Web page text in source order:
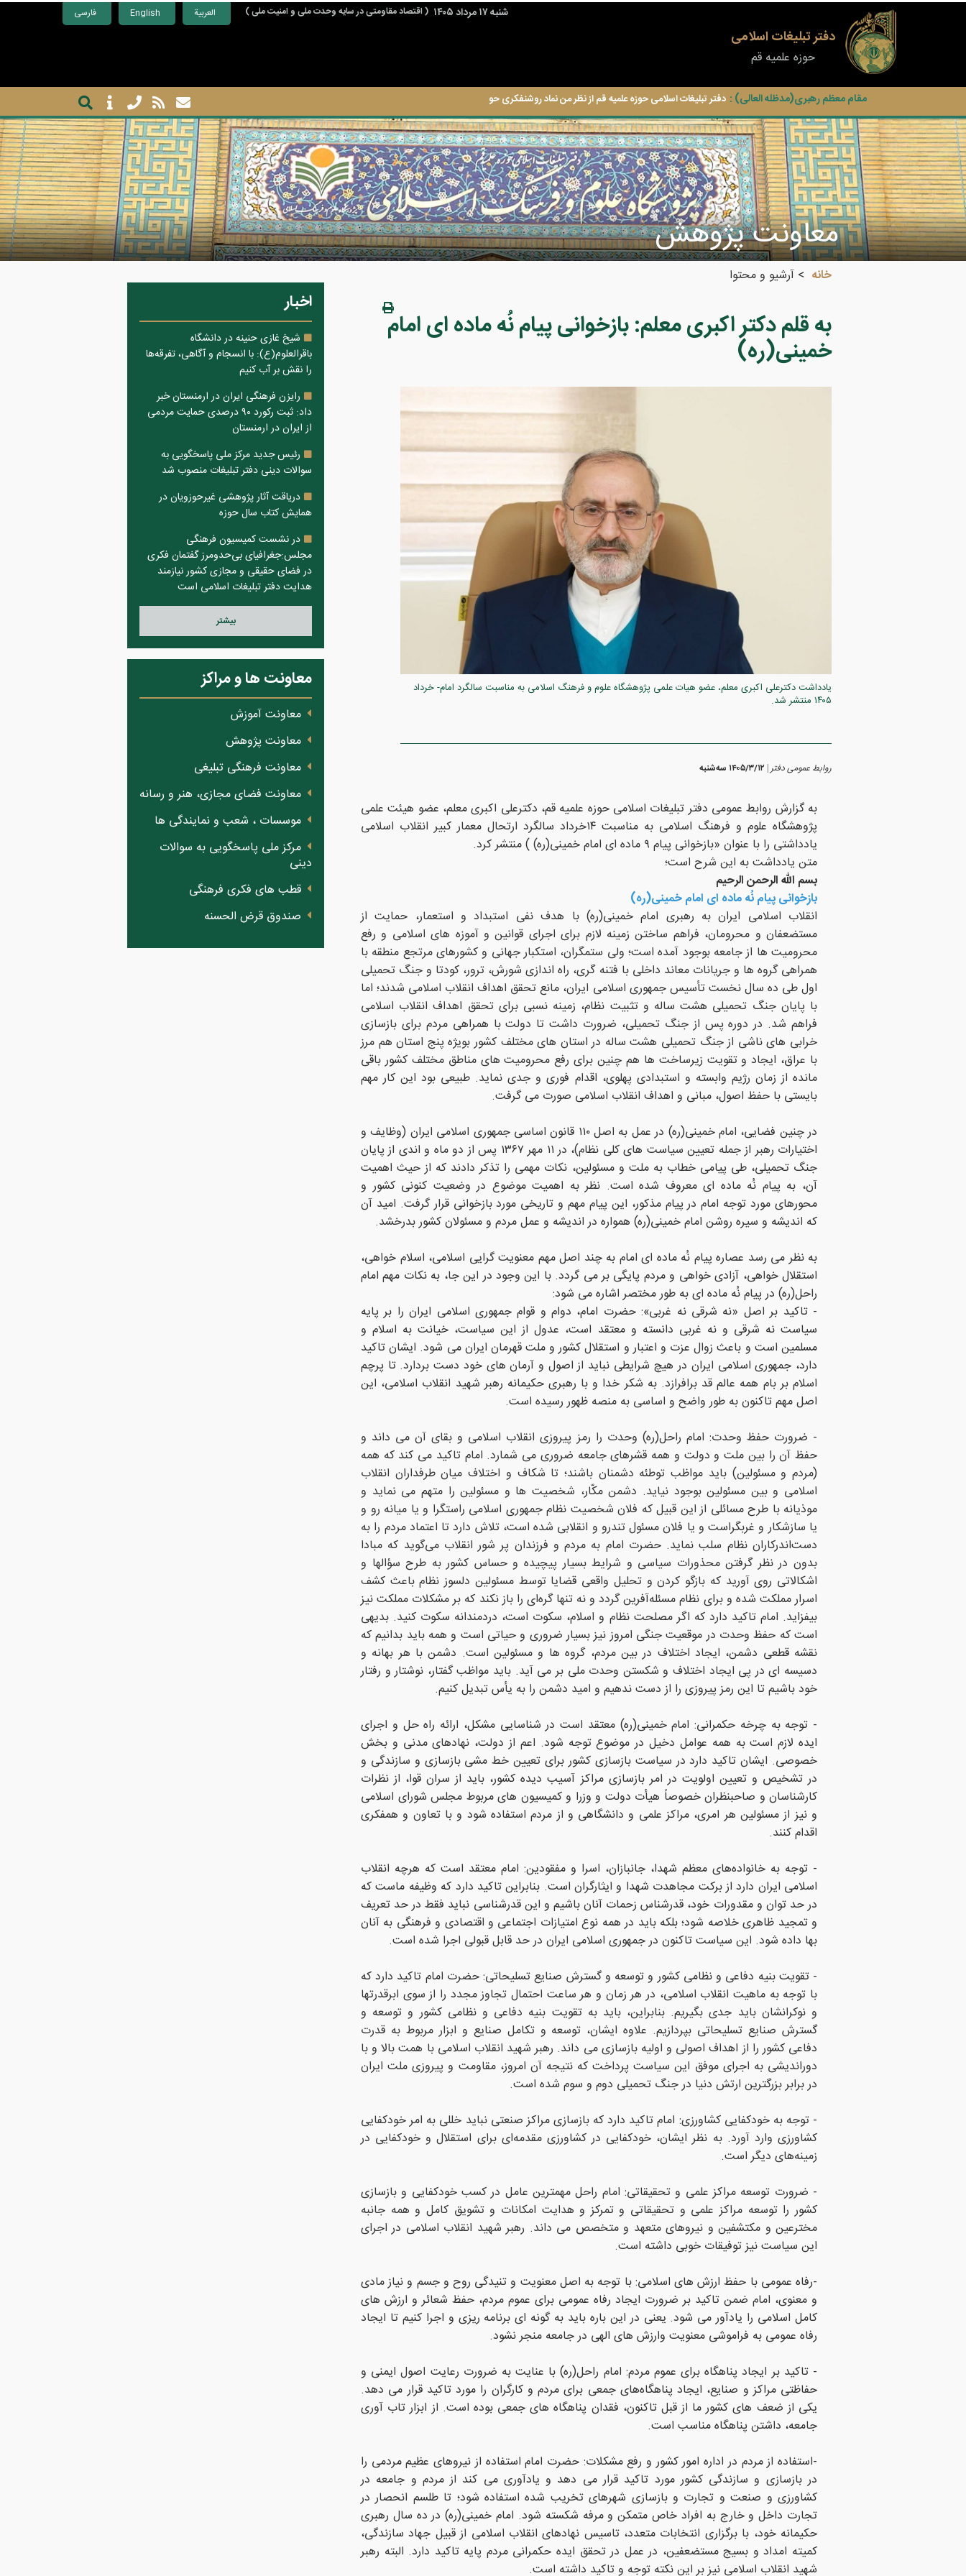
فارسی English العربية شنبه ۱۷ مرداد ۱۴۰۵ ( اقتصاد مقاومتی در سایه وحدت ملی و امنیت ملی )
دفتر تبلیغات اسلامی
حوزه علمیه قم
مقام معظم رهبری(مدظله العالی) : دفتر تبلیغات اسلامی حوزه علمیه قم از نظر من نماد روشنفکری حوزه است.
معاونت پژوهش
خانه آرشیو و محتوا
به قلم دکتر اکبری معلم: بازخوانی پیام نُه ماده ای امام
خمینی(ره)
یادداشت دکترعلی اکبری معلم، عضو هیات علمی پژوهشگاه علوم و فرهنگ اسلامی به مناسبت سالگرد امام- خرداد
۱۴۰۵ منتشر شد.
روابط عمومی دفتر ۱۴۰۵/۳/۱۲ سه‌شنبه
به گزارش روابط عمومی دفتر تبلیغات اسلامی حوزه علمیه قم، دکترعلی اکبری معلم، عضو هیئت علمی
پژوهشگاه علوم و فرهنگ اسلامی به مناسبت ۱۴خرداد سالگرد ارتحال معمار کبیر انقلاب اسلامی
یادداشتی را با عنوان «بازخوانی پیام ۹ ماده ای امام خمینی(ره) ) منتشر کرد.
متن یادداشت به این شرح است؛
بسم الله الرحمن الرحیم
بازخوانی پیام نُه ماده ای امام خمینی(ره)
انقلاب اسلامی ایران به رهبری امام خمینی(ره) با هدف نفی استبداد و استعمار، حمایت از
مستضعفان و محرومان، فراهم ساختن زمینه لازم برای اجرای قوانین و آموزه های اسلامی و رفع
محرومیت ها از جامعه بوجود آمده است؛ ولی ستمگران، استکبار جهانی و کشورهای مرتجع منطقه با
همراهی گروه ها و جریانات معاند داخلی با فتنه گری، راه اندازی شورش، ترور، کودتا و جنگ تحمیلی
اول طی ده سال نخست تأسیس جمهوری اسلامی ایران، مانع تحقق اهداف انقلاب اسلامی شدند؛ اما
با پایان جنگ تحمیلی هشت ساله و تثبیت نظام، زمینه نسبی برای تحقق اهداف انقلاب اسلامی
فراهم شد. در دوره پس از جنگ تحمیلی، ضرورت داشت تا دولت با همراهی مردم برای بازسازی
خرابی های ناشی از جنگ تحمیلی هشت ساله در استان های مختلف کشور بویژه پنج استان هم مرز
با عراق، ایجاد و تقویت زیرساخت ها هم چنین برای رفع محرومیت های مناطق مختلف کشور باقی
مانده از زمان رژیم وابسته و استبدادی پهلوی، اقدام فوری و جدی نماید. طبیعی بود این کار مهم
بایستی با حفظ اصول، مبانی و اهداف انقلاب اسلامی صورت می گرفت.
در چنین فضایی، امام خمینی(ره) در عمل به اصل ۱۱۰ قانون اساسی جمهوری اسلامی ایران (وظایف و
اختیارات رهبر از جمله تعیین سیاست های کلی نظام)، در ۱۱ مهر ۱۳۶۷ پس از دو ماه و اندی از پایان
جنگ تحمیلی، طی پیامی خطاب به ملت و مسئولین، نکات مهمی را تذکر دادند که از حیث اهمیت
آن، به پیام نُه ماده ای معروف شده است. نظر به اهمیت موضوع در وضعیت کنونی کشور و
محورهای مورد توجه امام در پیام مذکور، این پیام مهم و تاریخی مورد بازخوانی قرار گرفت. امید آن
که اندیشه و سیره روشن امام خمینی(ره) همواره در اندیشه و عمل مردم و مسئولان کشور بدرخشد.
به نظر می رسد عصاره پیام نُه ماده ای امام به چند اصل مهم معنویت گرایی اسلامی، اسلام خواهی،
استقلال خواهی، آزادی خواهی و مردم پایگی بر می گردد. با این وجود در این جا، به نکات مهم امام
راحل(ره) در پیام نُه ماده ای به طور مختصر اشاره می شود:
- تاکید بر اصل «نه شرقی نه غربی»: حضرت امام، دوام و قوام جمهورى اسلامى ایران را بر پایه
سیاست نه شرقى و نه غربى دانسته و معتقد است، عدول از این سیاست، خیانت به اسلام و
مسلمین است و باعث زوال عزت و اعتبار و استقلال کشور و ملت قهرمان ایران می شود. ایشان تاکید
دارد، جمهوری اسلامی ایران در هیچ شرایطی نباید از اصول و آرمان های خود دست بردارد. تا پرچم
اسلام بر بام همه عالم قد برافرازد. به شکر خدا و با رهبری حکیمانه رهبر شهید انقلاب اسلامی، این
اصل مهم تاکنون به طور واضح و اساسی به منصه ظهور رسیده است.
- ضرورت حفظ وحدت: امام راحل(ره) وحدت را رمز پیروزی انقلاب اسلامی و بقای آن می داند و
حفظ آن را بین ملت و دولت و همه قشرهای جامعه ضروری می شمارد. امام تاکید می کند که همه
(مردم و مسئولین) باید مواظب توطئه دشمنان باشند؛ تا شکاف و اختلاف میان طرفداران انقلاب
اسلامى و بین مسئولین بوجود نیاید. دشمن مکّار، شخصیت ها و مسئولین را متهم می نماید و
موذیانه با طرح مسائلى از این قبیل که فلان شخصیت نظام جمهورى اسلامى راستگرا و یا میانه رو و
یا سازشکار و غربگراست و یا فلان مسئول تندرو و انقلابى شده‏ است، تلاش دارد تا اعتماد مردم را به
دست‏‌اندرکاران نظام سلب نماید. حضرت امام به مردم و فرزندان پر شور انقلاب مى‌‏گوید که مبادا
بدون در نظر گرفتن محذورات سیاسى و شرایط بسیار پیچیده و حساس کشور به طرح سؤالها و
اشکالاتى روى آورید که بازگو کردن و تحلیل واقعى قضایا توسط مسئولین دلسوز نظام باعث کشف
اسرار مملکت شده و براى نظام مسئله‏‌آفرین گردد و نه تنها گره‏‌اى را باز نکند که بر مشکلات مملکت نیز
بیفزاید. امام تاکید دارد که اگر مصلحت نظام و اسلام، سکوت است، دردمندانه سکوت کنید. بدیهی
است که حفظ وحدت در موقعیت جنگی امروز نیز بسیار ضروری و حیاتی است و همه باید بدانیم که
نقشه قطعی دشمن، ایجاد اختلاف در بین مردم، گروه ها و مسئولین است. دشمن با هر بهانه و
دسیسه ای در پی ایجاد اختلاف و شکستن وحدت ملی بر می آید. باید مواظب گفتار، نوشتار و رفتار
خود باشیم تا این رمز پیروزی را از دست ندهیم و امید دشمن را به یأس تبدیل کنیم.
- توجه به چرخه حکمرانی: امام خمینی(ره) معتقد است در شناسایی مشکل، ارائه راه حل و اجرای
ایده لازم است به همه عوامل دخیل در موضوع توجه شود. اعم از دولت، نهادهای مدنی و بخش
خصوصی. ایشان تاکید دارد در سیاست بازسازی کشور برای تعیین خط مشی‌ بازسازی و سازندگی و
در تشخیص و تعیین اولویت در امر بازسازی مراکز آسیب دیده کشور، باید از سران قوا، از نظرات
کارشناسان و صاحبنظران خصوصاً هیأت دولت و وزرا و کمیسیون های مربوط مجلس شورای اسلامی
و نیز از مسئولین هر امری، مراکز علمی و دانشگاهی و از مردم استفاده شود و با تعاون و همفکری
اقدام کنند.
- توجه به خانواده‌های معظم شهدا، جانبازان، اسرا و مفقودین: امام معتقد است که هرچه انقلاب
اسلامی ایران دارد از برکت مجاهدت شهدا و ایثارگران است. بنابراین تاکید دارد که وظیفه ماست که
در حد توان و مقدورات خود، قدرشناس زحمات آنان باشیم و این قدرشناسی نباید فقط در حد تعریف
و تمجید ظاهری خلاصه شود؛ بلکه باید در همه نوع امتیازات اجتماعی و اقتصادی و فرهنگی به آنان
بها داده شود. این سیاست تاکنون در جمهوری اسلامی ایران در حد قابل قبولی اجرا شده است.
- تقویت بنیه دفاعی و نظامی کشور و توسعه و گسترش صنایع تسلیحاتی: حضرت امام تاکید دارد که
با توجه به ماهیت انقلاب اسلامی، در هر زمان و هر ساعت احتمال تجاوز مجدد را از سوی ابرقدرتها
و نوکرانشان باید جدی بگیریم. بنابراین، باید به تقویت بنیه دفاعی و نظامی کشور و توسعه و
گسترش صنایع تسلیحاتی بپردازیم. علاوه ایشان، توسعه و تکامل صنایع و ابزار مربوط به قدرت
دفاعی کشور را از اهداف اصولی و اولیه بازسازی می داند. رهبر شهید انقلاب اسلامی با همت بالا و با
دوراندیشی به اجرای موفق این سیاست پرداخت که نتیجه آن امروز، مقاومت و پیروزی ملت ایران
در برابر بزرگترین ارتش دنیا در جنگ تحمیلی دوم و سوم شده است.
- توجه به خودکفایی کشاورزی: امام تاکید دارد که بازسازی مراکز صنعتی نباید خللی به امر خودکفایی
کشاورزی وارد آورد. به نظر ایشان، خودکفایی در کشاورزی مقدمه‌ای برای استقلال و خودکفایی در
زمینه‌های دیگر است.
- ضرورت توسعه مراکز علمی و تحقیقاتی: امام راحل مهمترین عامل در کسب خودکفایی و بازسازی
کشور را توسعه مراکز علمی و تحقیقاتی و تمرکز و هدایت امکانات و تشویق کامل و همه جانبه
مخترعین و مکتشفین و نیروهای متعهد و متخصص می داند. رهبر شهید انقلاب اسلامی در اجرای
این سیاست نیز توفیقات خوبی داشته است.
-رفاه عمومی با حفظ ارزش های اسلامی: با توجه به اصل معنویت و تنیدگی روح و جسم و نیاز مادی
و معنوی، امام ضمن تاکید بر ضرورت ایجاد رفاه عمومی برای عموم مردم، حفظ شعائر و ارزش های
کامل اسلامی را یادآور می شود. یعنی در این باره باید به گونه ای برنامه ریزی و اجرا کنیم تا ایجاد
رفاه عمومی به فراموشی معنویت وارزش های الهی در جامعه منجر نشود.
- تاکید بر ایجاد پناهگاه برای عموم مردم: امام راحل(ره) با عنایت به ضرورت رعایت اصول ایمنی و
حفاظتی مراکز و صنایع، ایجاد پناهگاه‌های جمعی برای مردم و کارگران را مورد تاکید قرار می دهد.
یکی از ضعف های کشور ما از قبل تاکنون، فقدان پناهگاه های جمعی بوده است. از ابزار تاب آوری
جامعه، داشتن پناهگاه مناسب است.
-استفاده از مردم در اداره امور کشور و رفع مشکلات: حضرت امام استفاده از نیروهای عظیم مردمی را
در بازسازی و سازندگی کشور مورد تاکید قرار می دهد و یادآوری می کند از مردم و جامعه در
کشاورزی و صنعت و تجارت و بازسازی شهرهای تخریب شده استفاده شود؛ تا طلسم انحصار در
تجارت داخل و خارج به افراد خاص متمکن و مرفه شکسته شود. امام خمینی(ره) در ده سال رهبری
حکیمانه خود، با برگزاری انتخابات متعدد، تاسیس نهادهای انقلاب اسلامی از قبیل جهاد سازندگی،
کمیته امداد و بسیج مستضعفین، در عمل در تحقق ایده حکمرانی مردم پایه تاکید دارد. البته رهبر
شهید انقلاب اسلامی نیز بر این نکته توجه و تاکید داشته است.
اخبار
شیخ غازی حنینه در دانشگاه
باقرالعلوم(ع): با انسجام و آگاهی، تفرقه‌ها
را نقش بر آب کنیم
رایزن فرهنگی ایران در ارمنستان خبر
داد: ثبت رکورد ۹۰ درصدی حمایت مردمی
از ایران در ارمنستان
رئیس جدید مرکز ملی پاسخگویی به
سوالات دینی دفتر تبلیغات منصوب شد
دریاقت آثار پژوهشی غیرحوزویان در
همایش کتاب سال حوزه
در نشست کمیسیون فرهنگی
مجلس:جغرافیای بی‌حدومرز گفتمان فکری
در فضای حقیقی و مجازی کشور نیازمند
هدایت دفتر تبلیغات اسلامی است
بيشتر
معاونت ها و مراکز
معاونت آموزش
معاونت پژوهش
معاونت فرهنگی تبلیغی
معاونت فضای مجازی، هنر و رسانه
موسسات ، شعب و نمایندگی ها
مرکز ملی پاسخگویی به سوالات
دینی
قطب های فکری فرهنگی
صندوق قرض الحسنه